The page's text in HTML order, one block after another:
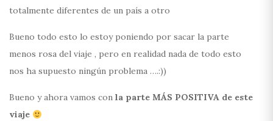
totalmente diferentes de un país a otro
Bueno todo esto lo estoy poniendo por sacar la parte
menos rosa del viaje , pero en realidad nada de todo esto
nos ha supuesto ningún problema ….:))
Bueno y ahora vamos con la parte MÁS POSITIVA de este
viaje